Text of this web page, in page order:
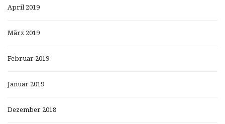
April 2019
März 2019
Februar 2019
Januar 2019
Dezember 2018